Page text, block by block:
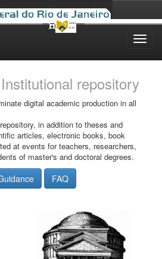
Institutional repository
digital academic production in all
in addition to theses and
articles, electronic books, book
at events for teachers, researchers,
of master's and doctoral degrees.
FAQ